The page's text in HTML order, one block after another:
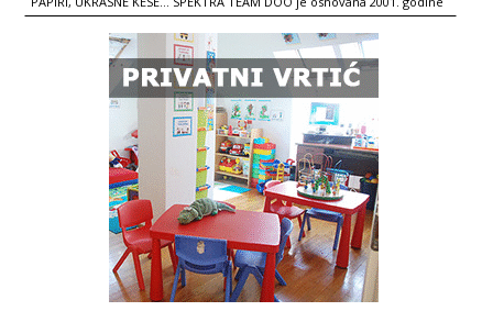
i iza sebe ima više godina uspešnog poslovanja. Osnovna delatnost je
usmerena na uvoz, trgovinu i proizvodnju artikala iz oblasti
kancelarijskog materijala, školskog pribora i gift programa. U svom
sistemu snabdevanja ima preko 1.000 zadovoljnih klijenata koji su nas
prepoznali kao pouzdanog partnera sa profesionalnim servisom i
širokim asortimanom. Nudimo Vam efikasno snabdevanje
elektronskim putem, bez dodatnih troškova, gubljenja vremena i
suvišne papirologije. Ovim putem možete lako naručiti željenje artikle
koji će vam biti isporučeni u najkraćem roku. Uštedite vreme kupujući
iz svoje fotelje, a sve ostalo prepustite nama i uverite se u pouzdanost
našeg lagera i veoma kurentnih cena. Naglašavamo da se sajt ažurira u
realnom vremenu, što znači da je prikaz asortimana, lagera i cena
uvek ispravan. KANCELARIJSKI MATERIJAL Papiri, Folije i Etikete Toneri,
Riboni i Trake CD/DVD, Baterije, PC Oprema Registratori i Fascikle
Poslovne Knjige i Obrasci Termo, Ading i Faks Rolne Koverte Selotejp,
Kanapi, Natron Table i Biro Mašine Kancelarijski Pribor Pisaći Pribor
Beleške, blokčići i sveske Reklamni i Gift Program ŠKOLSKI PRIBOR
Sveske, Blokovi i Kolaži Drvene Bojce i Flomasteri Tempere, Vodene i
Voštane Boje Glina, plastelin i das masa Tehničko Crtanje Pribor za
Tehničko i Muzičko Edukativna Pomagala Rančevi, Pernice i Kabanice
GIFT, PARTY, HOBBY Ukrasne Kese i Papiri Čestitke i Dekoracija